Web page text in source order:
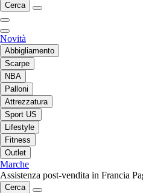
Cerca
Novità
Abbigliamento
Scarpe
NBA
Palloni
Attrezzatura
Sport US
Lifestyle
Fitness
Outlet
Marche
Assistenza post-vendita in Francia
Cerca